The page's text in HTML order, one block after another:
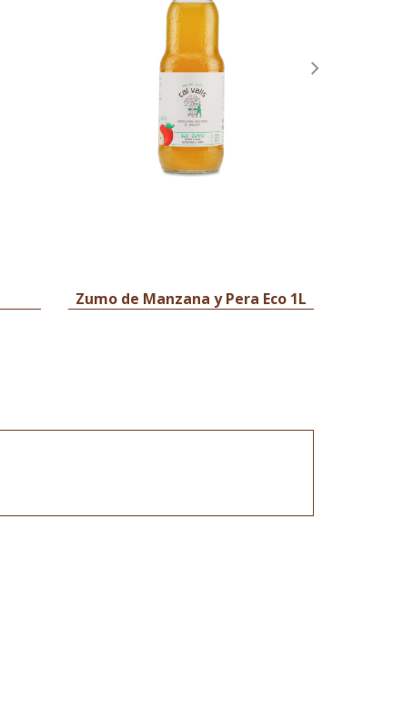
Zumo de Manzana y Pera Eco 1L